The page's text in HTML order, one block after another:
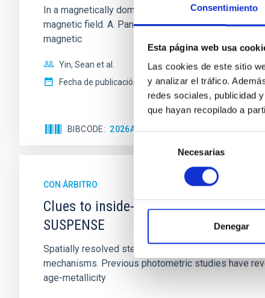
Consentimiento
Esta página web usa
Las cookies de este sitio
y analizar el tráfico.
redes sociales, publicidad
que hayan recopilado a
consentimiento
Necesarias
Denegar
In a magnetically dominated model of star
magnetic field. A. Pandhi et al. showed instead,
magnetic
Yin, Sean et al.
Fecha de publicación:
5 2026
BIBCODE 2026APJ..1003...83Y NÚMERO DE
CON ÁRBITRO
Clues to inside-out quenching in
SUSPENSE
Spatially resolved stellar populations of massive
mechanisms. Previous photometric studies have
age-metallicity